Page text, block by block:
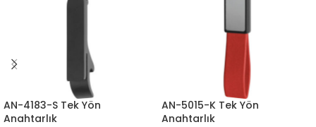
AN-4183-S Tek Yön
Anahtarlık
AN-5015-K Tek Yön
Anahtarlık